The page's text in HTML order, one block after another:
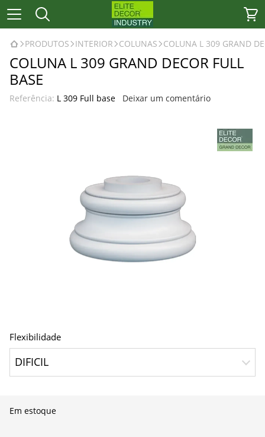
PRODUTOS INTERIOR COLUNAS COLUNA L 309 GRAND
COLUNA L 309 GRAND DECOR FULL
BASE
Referência: L 309 Full base Deixar um comentário
Flexibilidade
DIFICIL
Em estoque